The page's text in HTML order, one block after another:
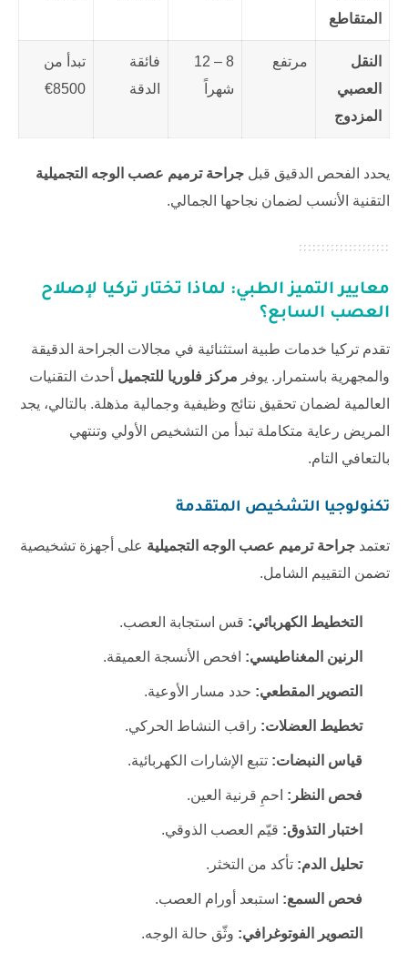
المتقاطع
النقل
العصبي
المزدوج
مرتفع
8 – 12
شهراً
فائقة
الدقة
تبدأ من
8500€
يحدد الفحص الدقيق قبل جراحة ترميم عصب الوجه التجميلية
التقنية الأنسب لضمان نجاحها الجمالي.
معايير التميز الطبي: لماذا تختار تركيا لإصلاح
العصب السابع؟
تقدم تركيا خدمات طبية استثنائية في مجالات الجراحة الدقيقة
والمجهرية باستمرار. يوفر مركز فلوريا للتجميل أحدث التقنيات
العالمية لضمان تحقيق نتائج وظيفية وجمالية مذهلة. بالتالي، يجد
المريض رعاية متكاملة تبدأ من التشخيص الأولي وتنتهي
بالتعافي التام.
تكنولوجيا التشخيص المتقدمة
تعتمد جراحة ترميم عصب الوجه التجميلية على أجهزة تشخيصية
تضمن التقييم الشامل.
التخطيط الكهربائي: قس استجابة العصب.
الرنين المغناطيسي: افحص الأنسجة العميقة.
التصوير المقطعي: حدد مسار الأوعية.
تخطيط العضلات: راقب النشاط الحركي.
قياس النبضات: تتبع الإشارات الكهربائية.
فحص النظر: احمِ قرنية العين.
اختبار التذوق: قيّم العصب الذوقي.
تحليل الدم: تأكد من التخثر.
فحص السمع: استبعد أورام العصب.
التصوير الفوتوغرافي: وثّق حالة الوجه.